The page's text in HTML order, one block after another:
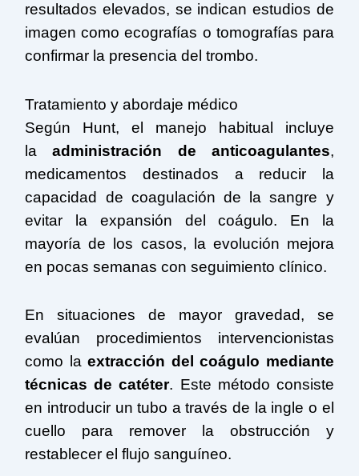
resultados elevados, se indican estudios de
imagen como ecografías o tomografías para
confirmar la presencia del trombo.
Tratamiento y abordaje médico
Según Hunt, el manejo habitual incluye
laadministración de anticoagulantes,
medicamentos destinados a reducir la
capacidad de coagulación de la sangre y
evitar la expansión del coágulo. En la
mayoría de los casos, la evolución mejora
en pocas semanas con seguimiento clínico.
En situaciones de mayor gravedad, se
evalúan procedimientos intervencionistas
como la extracción del coágulo mediante
técnicas de catéter. Este método consiste
en introducir un tubo a través de la ingle o el
cuello para remover la obstrucción y
restablecer el flujo sanguíneo.